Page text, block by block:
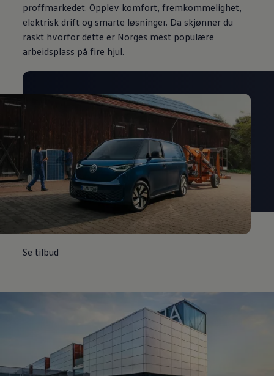
proffmarkedet. Opplev komfort, fremkommelighet,
elektrisk drift og smarte løsninger. Da skjønner du
raskt hvorfor dette er Norges mest populære
arbeidsplass på fire hjul.
Se tilbud